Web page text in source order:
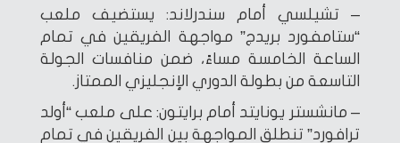
– تشيلسي أمام سندرلاند: يستضيف ملعب
“ستامفورد بريدج” مواجهة الفريقين في تمام
الساعة الخامسة مساءً، ضمن منافسات الجولة
التاسعة من بطولة الدوري الإنجليزي الممتاز.
– مانشستر يونايتد أمام برايتون: على ملعب “أولد
ترافورد” تنطلق المواجهة بين الفريقين في تمام